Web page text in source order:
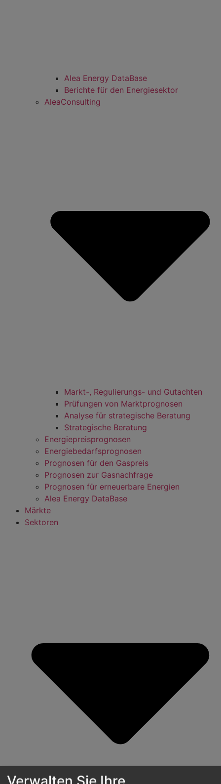
Alea Energy DataBase
Berichte für den Energiesektor
AleaConsulting
Markt-, Regulierungs- und Gutachten
Prüfungen von Marktprognosen
Analyse für strategische Beratung
Strategische Beratung
Energiepreisprognosen
Energiebedarfsprognosen
Prognosen für den Gaspreis
Prognosen zur Gasnachfrage
Prognosen für erneuerbare Energien
Alea Energy DataBase
Märkte
Sektoren